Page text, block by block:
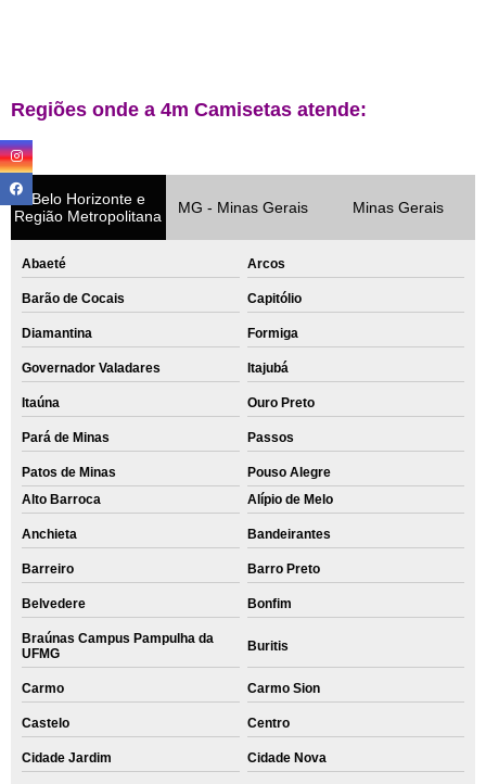
Regiões onde a 4m Camisetas atende:
Belo Horizonte e
Região Metropolitana
MG - Minas Gerais Minas Gerais
Abaeté Arcos
Barão de Cocais Capitólio
Diamantina Formiga
Governador Valadares Itajubá
Itaúna Ouro Preto
Pará de Minas Passos
Patos de Minas
Pouso Alegre
Alto Barroca
Alípio de Melo
Anchieta Bandeirantes
Barreiro Barro Preto
Belvedere Bonfim
Braúnas Campus Pampulha da
UFMG
Buritis
Carmo Carmo Sion
Castelo Centro
Cidade Jardim Cidade Nova